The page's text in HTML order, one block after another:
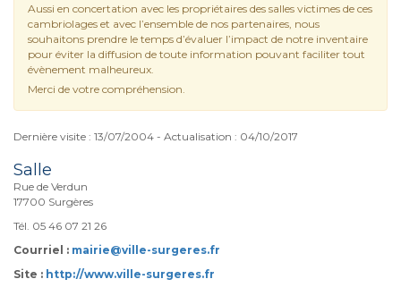
Aussi en concertation avec les propriétaires des salles victimes de ces
cambriolages et avec l’ensemble de nos partenaires, nous
souhaitons prendre le temps d’évaluer l’impact de notre inventaire
pour éviter la diffusion de toute information pouvant faciliter tout
évènement malheureux.
Merci de votre compréhension.
Dernière visite : 13/07/2004 - Actualisation : 04/10/2017
Salle
Rue de Verdun
17700 Surgères
Tél. 05 46 07 21 26
Courriel : mairie@ville-surgeres.fr
Site : http://www.ville-surgeres.fr